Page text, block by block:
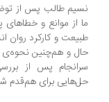
طالب پس از توضیح
از موانع و خطاهای پیش
و کارکرد روان
و هم‌چنین نحوه‌ی
پس از بررسی
برای هم‌قدم شدن با